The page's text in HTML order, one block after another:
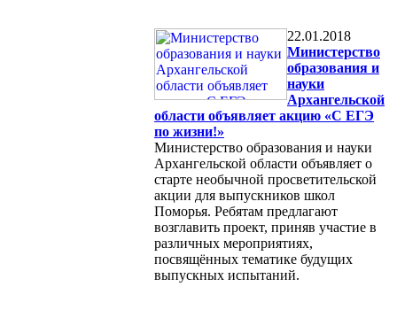
22.01.2018
Министерство
образования и
науки
Архангельской
области объявляет акцию «С ЕГЭ
по жизни!»
Министерство образования и науки
Архангельской области объявляет о
старте необычной просветительской
акции для выпускников школ
Поморья. Ребятам предлагают
возглавить проект, приняв участие в
различных мероприятиях,
посвящённых тематике будущих
выпускных испытаний.